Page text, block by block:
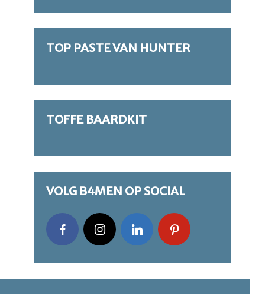
TOP PASTE VAN HUNTER
TOFFE BAARDKIT
VOLG B4MEN OP SOCIAL